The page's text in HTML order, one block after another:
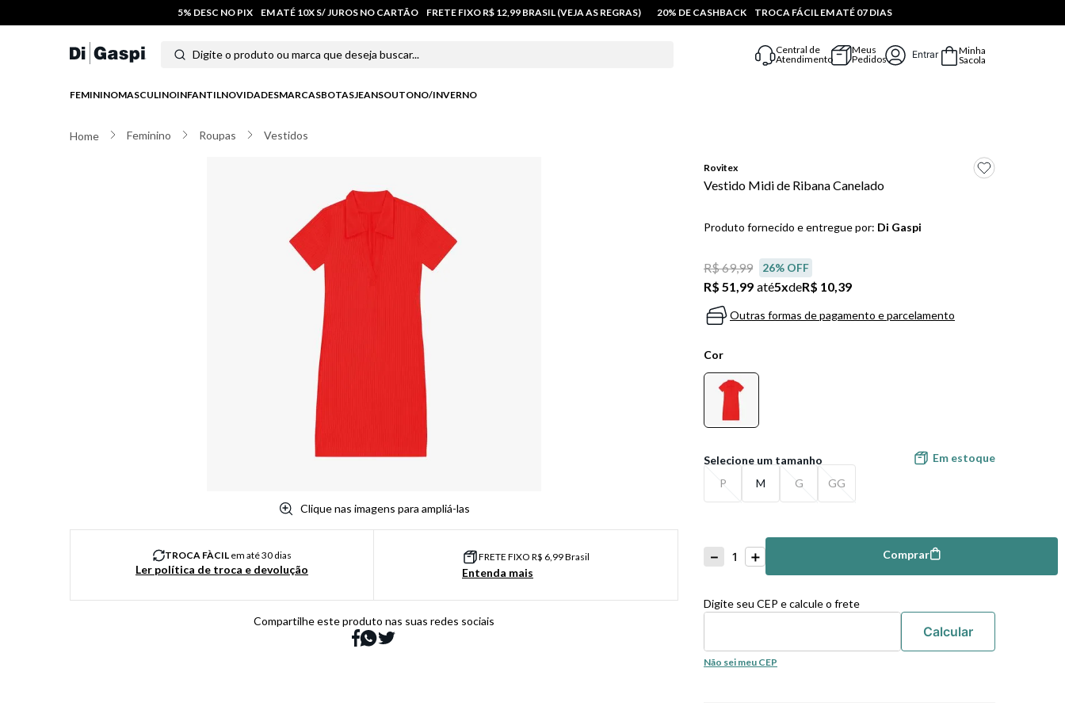
5% DESC NO PIX EM ATÉ 10X S/ JUROS NO CARTÃO FRETE FIXO R$ 12,99 BRASIL (VEJA AS REGRAS) 20% DE CASHBACK TROCA FÁCIL EM ATÉ 07 DIAS
Digite o produto ou marca que deseja buscar...
Central de
Atendimento
Meus
Pedidos
Entrar
Minha
Sacola
FEMININOMASCULINOINFANTILNOVIDADESMARCASBOTASJEANSOUTONO/INVERNO
Feminino Roupas Vestidos
Clique nas imagens para ampliá-las
TROCA FÀCILem até 30 dias
Ler política de troca e devolução
FRETE FIXO R$ 6,99 Brasil
Entenda mais
Compartilhe este produto nas suas redes sociais
Rovitex
Vestido Midi de Ribana Canelado
Produto fornecido e entregue por: Di Gaspi
R$ 69,99 26% OFF
R$ 51,99 até5xdeR$ 10,39
Outras formas de pagamento e parcelamento
Cor
P M G GG
Em estoque
＋
－
Comprar Comprar
Digite seu CEP e calcule o frete
Não sei meu CEP